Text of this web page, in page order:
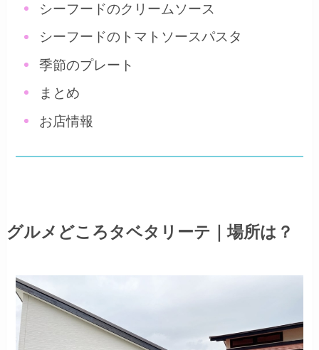
シーフードのクリームソース
シーフードのトマトソースパスタ
季節のプレート
まとめ
お店情報
グルメどころタベタリーテ｜場所は？